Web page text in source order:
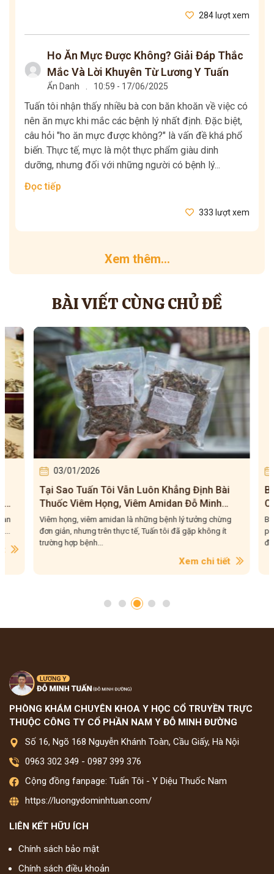
284 lượt xem
Ho Ăn Mực Được Không? Giải Đáp Thắc
Mắc Và Lời Khuyên Từ Lương Y Tuấn
Ẩn Danh 10:59 - 17/06/2025
Tuấn tôi nhận thấy nhiều bà con băn khoăn về việc có
nên ăn mực khi mắc các bệnh lý nhất định. Đặc biệt,
câu hỏi "ho ăn mực được không?" là vấn đề khá phổ
biến. Thực tế, mực là một thực phẩm giàu dinh
dưỡng, nhưng đối với những người có bệnh lý...
Đọc tiếp
333 lượt xem
Xem thêm...
BÀI VIẾT CÙNG CHỦ ĐỀ
03/01/2026
Tại Sao Tuấn Tôi Vẫn Luôn Khẳng Định Bài
Thuốc Viêm Họng, Viêm Amidan Đỗ Minh
Đường Hiệu Quả Cho Trường Hợp Mạn Tính?
Viêm họng, viêm amidan là những bệnh lý tưởng chừng
đơn giản, nhưng trên thực tế, Tuấn tôi đã gặp không ít
trường hợp bệnh...
Xem chi tiết
03/
Bài
Của
Liệu
Bài
phối kết
được
PHÒNG KHÁM CHUYÊN KHOA Y HỌC CỔ TRUYỀN TRỰC
THUỘC CÔNG TY CỔ PHẦN NAM Y ĐỖ MINH ĐƯỜNG
Số 16, Ngõ 168 Nguyễn Khánh Toàn, Cầu Giấy, Hà Nội
0963 302 349 - 0987 399 376
Cộng đồng fanpage: Tuấn Tôi - Y Diệu Thuốc Nam
https://luongydominhtuan.com/
LIÊN KẾT HỮU ÍCH
Chính sách bảo mật
Chính sách điều khoản